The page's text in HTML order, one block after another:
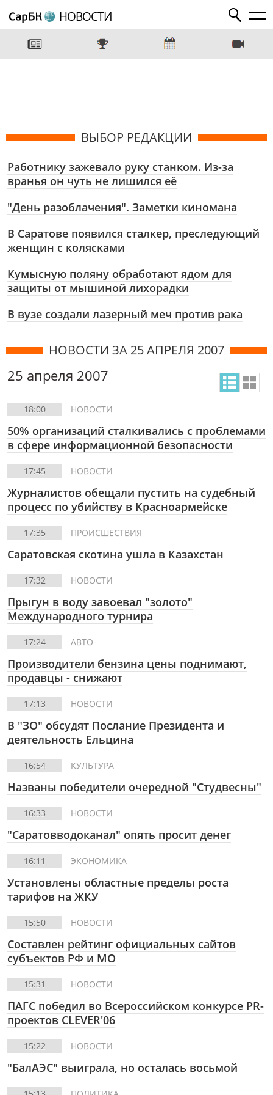
НОВОСТИ
ВЫБОР РЕДАКЦИИ
Работнику зажевало руку станком. Из-за
вранья он чуть не лишился её
"День разоблачения". Заметки киномана
В Саратове появился сталкер, преследующий
женщин с колясками
Кумысную поляну обработают ядом для
защиты от мышиной лихорадки
В вузе создали лазерный меч против рака
НОВОСТИ ЗА 25 АПРЕЛЯ 2007
25 апреля 2007
18:00 НОВОСТИ
50% организаций сталкивались с проблемами
в сфере информационной безопасности
17:45 НОВОСТИ
Журналистов обещали пустить на судебный
процесс по убийству в Красноармейске
17:35 ПРОИСШЕСТВИЯ
Саратовская скотина ушла в Казахстан
17:32 НОВОСТИ
Прыгун в воду завоевал "золото"
Международного турнира
17:24 АВТО
Производители бензина цены поднимают,
продавцы - снижают
17:13 НОВОСТИ
В "ЗО" обсудят Послание Президента и
деятельность Ельцина
16:54 КУЛЬТУРА
Названы победители очередной "Студвесны"
16:33 НОВОСТИ
"Саратовводоканал" опять просит денег
16:11 ЭКОНОМИКА
Установлены областные пределы роста
тарифов на ЖКУ
15:50 НОВОСТИ
Составлен рейтинг официальных сайтов
субъектов РФ и МО
15:31 НОВОСТИ
ПАГС победил во Всероссийском конкурсе PR-
проектов CLEVER'06
15:22 НОВОСТИ
"БалАЭС" выиграла, но осталась восьмой